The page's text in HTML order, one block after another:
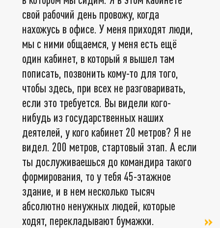
свой рабочий день провожу, когда
нахожусь в офисе. У меня приходят люди,
мы с ними общаемся, у меня есть ещё
один кабинет, в который я вышел там
пописать, позвонить кому-то для того,
чтобы здесь, при всех не разговаривать,
если это требуется. Вы видели кого-
нибудь из государственных наших
деятелей, у кого кабинет 20 метров? Я не
видел. 200 метров, стартовый этап. А если
ты дослуживаешься до командира такого
формирования, то у тебя 45-этажное
здание, и в нем несколько тысяч
абсолютно ненужных людей, которые
ходят, перекладывают бумажки.